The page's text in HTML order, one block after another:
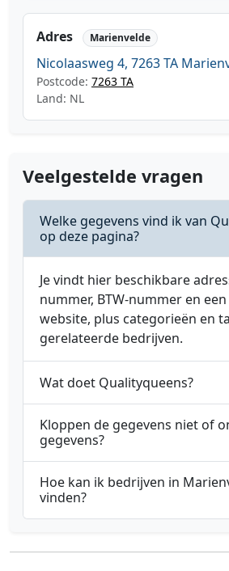
Adres Marienvelde
Nicolaasweg 4, 7263 TA
Postcode: 7263 TA
Land: NL
Veelgestelde vragen
Welke gegevens vind ik van
op deze pagina?
Je vindt hier beschikbare
nummer, BTW-nummer en
website, plus categorieën en
gerelateerde bedrijven.
Wat doet Qualityqueens?
Kloppen de gegevens niet of
gegevens?
Hoe kan ik bedrijven in
vinden?